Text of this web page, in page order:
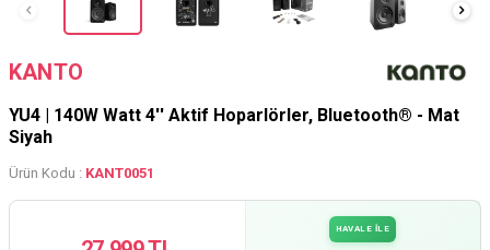
KANTO
YU4 | 140W Watt 4'' Aktif Hoparlörler, Bluetooth® - Mat
Siyah
Ürün Kodu : KANT0051
HAVALE İLE